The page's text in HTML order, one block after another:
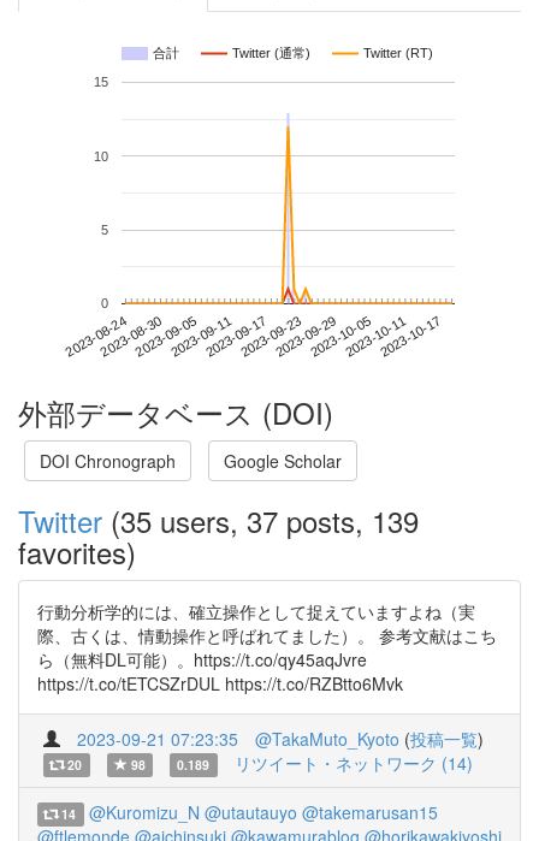
合計 Twitter (通常) Twitter (RT)
2023-08-242023-08-302023-09-052023-09-112023-09-172023-09-232023-09-292023-10-052023-10-112023-10-17
0
5
10
15
外部データベース (DOI)
DOI Chronograph Google Scholar
Twitter (35 users, 37 posts, 139
favorites)
行動分析学的には、確立操作として捉えていますよね（実
際、古くは、情動操作と呼ばれてました）。 参考文献はこち
ら（無料DL可能）。https://t.co/qy45aqJvre
https://t.co/tETCSZrDUL https://t.co/RZBtto6Mvk
2023-09-21 07:23:35 @TakaMuto_Kyoto (投稿一覧)
20 98 0.189 リツイート・ネットワーク (14)
14 @Kuromizu_N @utautauyo @takemarusan15
@ftlemonde @aichinsuki @kawamurablog @horikawakiyoshi